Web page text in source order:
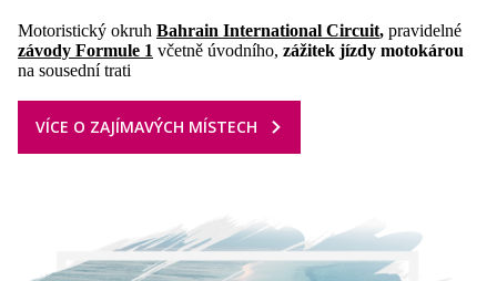
Motoristický okruh Bahrain International Circuit, pravidelné
závody Formule 1 včetně úvodního, zážitek jízdy motokárou
na sousední trati
VÍCE O ZAJÍMAVÝCH MÍSTECH